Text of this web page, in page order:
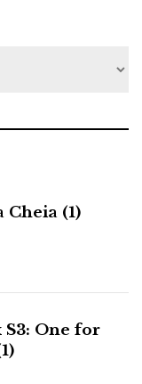
Cheia (1)
S3: One for